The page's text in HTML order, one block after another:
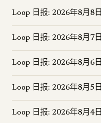
Loop 日报: 2026年8月8日
Loop 日报: 2026年8月7日
Loop 日报: 2026年8月6日
Loop 日报: 2026年8月5日
Loop 日报: 2026年8月4日